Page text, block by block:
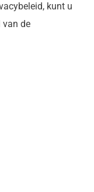
kunt u
van de